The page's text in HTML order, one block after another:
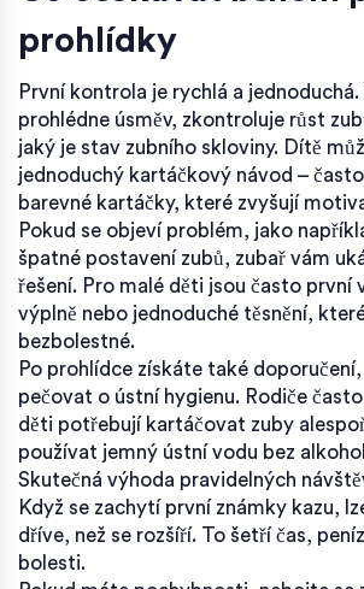
prohlídky
První kontrola je rychlá a jednoduchá.
prohlédne úsměv, zkontroluje růst
jaký je stav zubního skloviny. Dítě
jednoduchý kartáčkový návod –
barevné kartáčky, které zvyšují
Pokud se objeví problém, jako
špatné postavení zubů, zubař vám
řešení. Pro malé děti jsou často první
výplně nebo jednoduché těsnění,
bezbolestné.
Po prohlídce získáte také
pečovat o ústní hygienu. Rodiče
děti potřebují kartáčovat zuby
používat jemný ústní vodu bez
Skutečná výhoda pravidelných
Když se zachytí první známky kazu,
dříve, než se rozšíří. To šetří čas,
bolesti.